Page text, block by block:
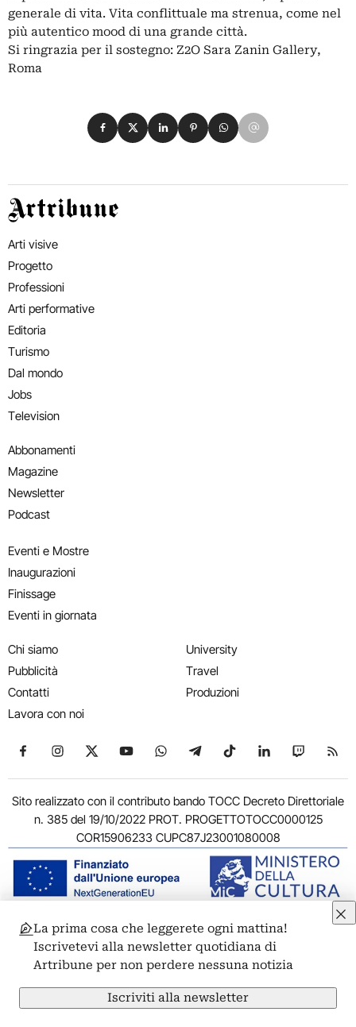
generale di vita. Vita conflittuale ma strenua, come nel
più autentico mood di una grande città.
Si ringrazia per il sostegno: Z2O Sara Zanin Gallery,
Roma
Condividi su Facebook
Condividi su X
Condividi su LinkedIn
Condividi su Pinterest
Condividi su WhatsApp
Condividi su Email
Artribune
Arti visive
Progetto
Professioni
Arti performative
Editoria
Turismo
Dal mondo
Jobs
Television
Abbonamenti
Magazine
Newsletter
Podcast
Eventi e Mostre
Inaugurazioni
Finissage
Eventi in giornata
Chi siamo
Pubblicità
Contatti
Lavora con noi
University
Travel
Produzioni
Seguici su Facebook
Seguici su Instagram
Seguici su X
Seguici su YouTube
Seguici su WhatsApp
Seguici su Telegram
Seguici su TikTok
Seguici su
Seguici
Sito realizzato con il contributo bando TOCC Decreto Direttoriale
n. 385 del 19/10/2022 PROT. PROGETTOTOCC0000125
COR15906233 CUPC87J23001080008
© 2011-2026 ARTRIBUNE srl – Corso Vittorio Emanuele II, 287 –
00186 Roma - P.I. 11381581005
Privacy: Responsabile della protezione dei dati personali
ARTRIBUNE srl – Corso Vittorio Emanuele II, 287 – 00186 Roma
Termini e condizioniPrivacy PolicyCookie PolicyCredits
La prima cosa che leggerete ogni mattina!
Iscrivetevi alla newsletter quotidiana di
Artribune per non perdere nessuna notizia
Iscriviti alla newsletter